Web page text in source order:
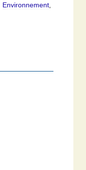
Environnement